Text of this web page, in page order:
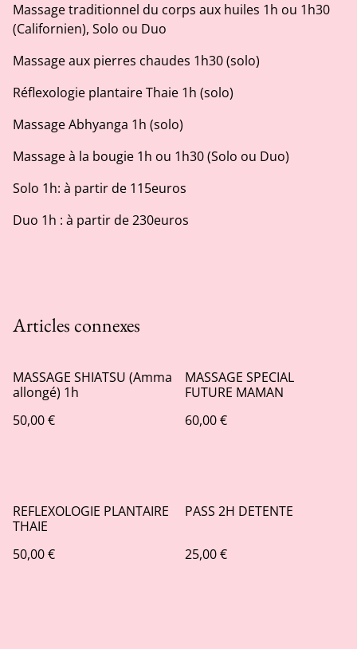
Massage traditionnel du corps aux huiles 1h ou 1h30
(Californien), Solo ou Duo
Massage aux pierres chaudes 1h30 (solo)
Réflexologie plantaire Thaie 1h (solo)
Massage Abhyanga 1h (solo)
Massage à la bougie 1h ou 1h30 (Solo ou Duo)
Solo 1h: à partir de 115euros
Duo 1h : à partir de 230euros
Articles connexes
MASSAGE SHIATSU (Amma
allongé) 1h
50,00 €
MASSAGE SPECIAL
FUTURE MAMAN
60,00 €
REFLEXOLOGIE PLANTAIRE
THAIE
50,00 €
PASS 2H DETENTE
25,00 €